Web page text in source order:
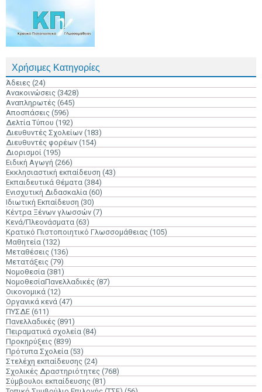
Χρήσιμες Κατηγορίες
Άδειες (24)
Ανακοινώσεις (3428)
Αναπληρωτές (645)
Αποσπάσεις (596)
Δελτία Τύπου (192)
Διευθυντές Σχολείων (183)
Διευθυντές φορέων (154)
Διορισμοί (195)
Ειδική Αγωγή (266)
Εκκλησιαστική εκπαίδευση (43)
Εκπαιδευτικά Θέματα (384)
Ενισχυτική Διδασκαλία (60)
Ιδιωτική Εκπαίδευση (30)
Κέντρα Ξένων γλωσσών (7)
Κενά/Πλεονάσματα (63)
Κρατικό Πιστοποιητικό Γλωσσομάθειας (105)
Μαθητεία (132)
Μεταθέσεις (136)
Μετατάξεις (79)
Νομοθεσία (381)
ΝομοθεσίαΠανελλαδικές (87)
Οικονομικά (12)
Οργανικά κενά (47)
ΠΥΣΔΕ (611)
Πανελλαδικές (891)
Πειραματικά σχολεία (84)
Προκηρύξεις (839)
Πρότυπα Σχολεία (53)
Στελέχη εκπαίδευσης (24)
Σχολικές Δραστηριότητες (768)
Σύμβουλοι εκπαίδευσης (81)